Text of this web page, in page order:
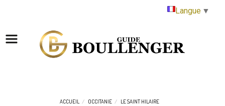
ACCUEIL OCCITANIE LE SAINT HILAIRE
Langue ▼